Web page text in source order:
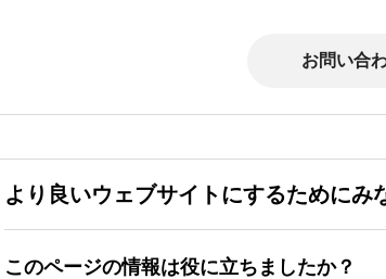
より良いウェブサイトにするために
このページの情報は役に立ちましたか？